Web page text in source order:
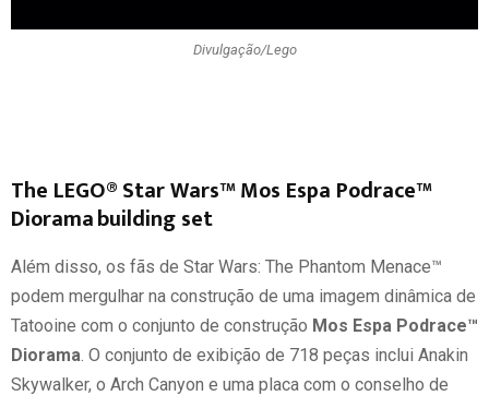
Divulgação/Lego
The LEGO® Star Wars™ Mos Espa Podrace™
Diorama building set
Além disso, os fãs de Star Wars: The Phantom Menace™
podem mergulhar na construção de uma imagem dinâmica de
Tatooine com o conjunto de construção Mos Espa Podrace™
Diorama. O conjunto de exibição de 718 peças inclui Anakin
Skywalker, o Arch Canyon e uma placa com o conselho de